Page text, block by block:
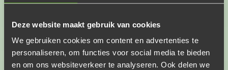
Deze website maakt gebruik van cookies
We gebruiken cookies om content en advertenties te
personaliseren, om functies voor social media te bieden
en om ons websiteverkeer te analyseren. Ook delen we
€24,95 p.p. Voeg toe
Boer’n pakket